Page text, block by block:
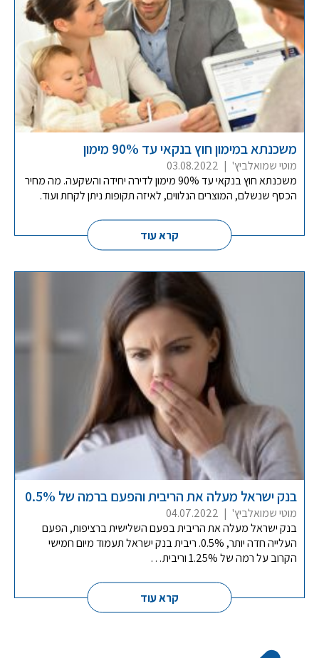
משכנתא במימון חוץ בנקאי עד 90% מימון
מוטי שמואלביץ' |
03.08.2022
משכנתא חוץ בנקאי עד 90% מימון לדירה יחידה והשקעה. מה מחיר
הכסף שנשלם, המוצרים הנלווים, לאיזה תקופות ניתן לקחת ועוד.
קרא עוד
בנק ישראל מעלה את הריבית והפעם ברמה של 0.5%
מוטי שמואלביץ' |
04.07.2022
בנק ישראל מעלה את הריבית בפעם השלישית ברציפות, הפעם
העלייה חדה יותר, 0.5%. ריבית בנק ישראל תעמוד מיום חמישי
הקרוב על רמה של 1.25% וריבית…
קרא עוד